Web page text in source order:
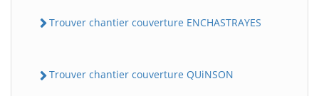
Trouver chantier couverture ENCHASTRAYES
Trouver chantier couverture QUiNSON